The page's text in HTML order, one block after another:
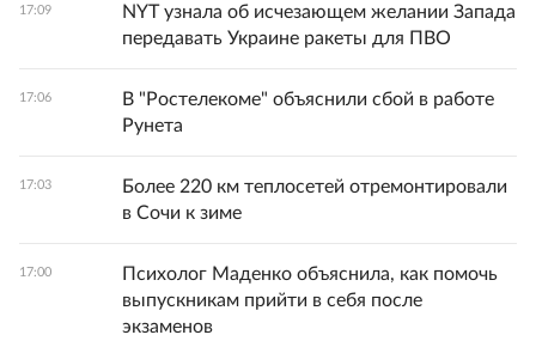
17:09
NYT узнала об исчезающем желании Запада
передавать Украине ракеты для ПВО
17:06
В "Ростелекоме" объяснили сбой в работе
Рунета
17:03
Более 220 км теплосетей отремонтировали
в Сочи к зиме
17:00
Психолог Маденко объяснила, как помочь
выпускникам прийти в себя после
экзаменов